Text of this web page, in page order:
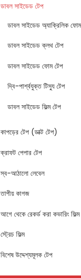
ডাবল সাইডেড টেপ
ডাবল সাইডেড অ্যাক্রিলিক
ডাবল সাইডেড ক্লথ টেপ
ডাবল সাইডেড ফোম টেপ
দ্বি-পার্শ্বযুক্ত টিস্যু টেপ
ডাবল সাইডেড ফিল্ম টেপ
কাপড়ের টেপ (ডাক্ট টেপ)
ক্রাফট পেপার টেপ
স্ব-আঠালো লেবেল
তাপীয় কাগজ
আগে থেকে রেকর্ড করা কভারিং ফিল্ম
স্ট্রেচ ফিল্ম
বিশেষ উদ্দেশ্যমূলক টেপ